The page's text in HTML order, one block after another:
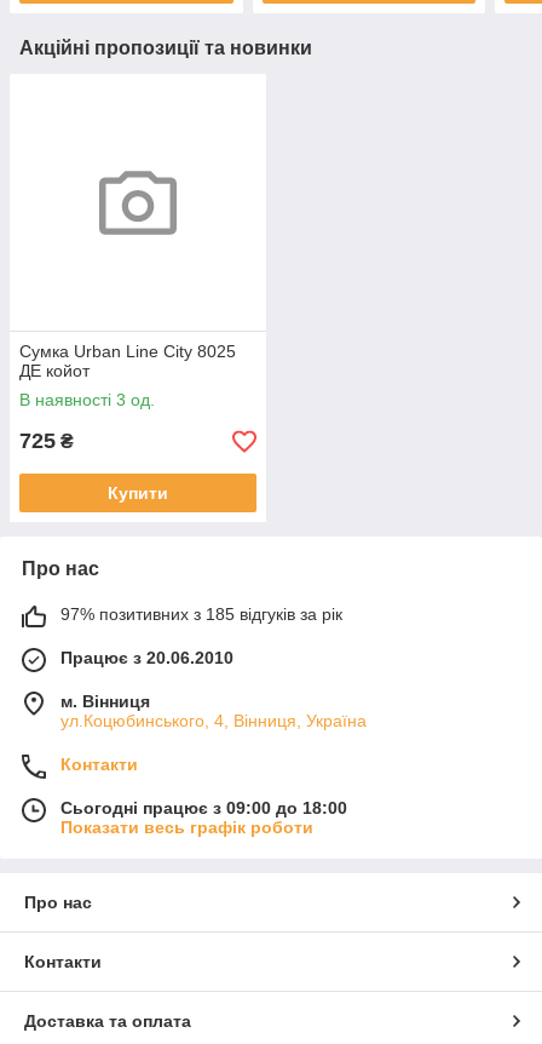
Акційні пропозиції та новинки
Сумка Urban Line City 8025
ДЕ койот
В наявності 3 од.
725 ₴
Купити
Про нас
97% позитивних з 185 відгуків за рік
Працює з 20.06.2010
м. Вінниця
ул.Коцюбинського, 4, Вінниця, Україна
Контакти
Сьогодні працює з 09:00 до 18:00
Показати весь графік роботи
Про нас
Контакти
Доставка та оплата